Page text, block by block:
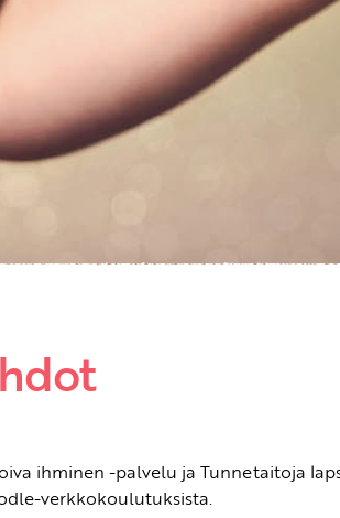
ihminen -palvelu ja Tunnetaitoja
verkkokoulutuksista.